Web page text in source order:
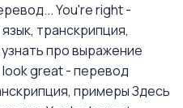
You're right -
транскрипция,
про выражение
look great - перевод
примерыЗдесь